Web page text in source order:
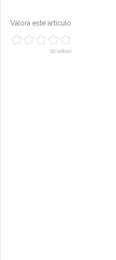
Valora este artículo
(0 votos)